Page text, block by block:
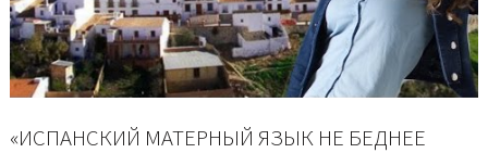
«ИСПАНСКИЙ МАТЕРНЫЙ ЯЗЫК НЕ БЕДНЕЕ